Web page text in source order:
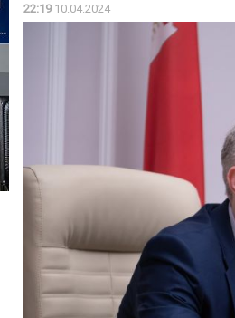
22:1910.04.2024